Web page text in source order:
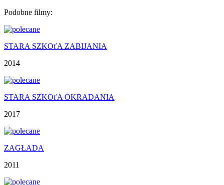
Podobne filmy:
STARA SZKOťA ZABIJANIA
2014
STARA SZKOťA OKRADANIA
2017
ZAGŁADA
2011